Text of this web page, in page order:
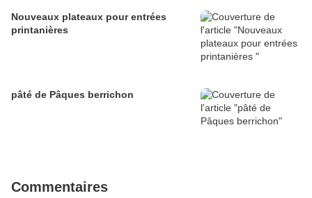
Nouveaux plateaux pour entrées
printanières
pâté de Pâques berrichon
Commentaires